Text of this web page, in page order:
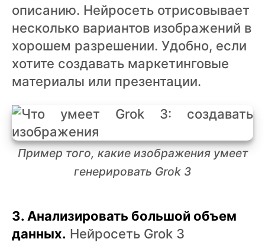
описанию. Нейросеть отрисовывает
несколько вариантов изображений в
хорошем разрешении. Удобно, если
хотите создавать маркетинговые
материалы или презентации.
Пример того, какие изображения умеет
генерировать Grok 3
3. Анализировать большой объем
данных. Нейросеть Grok 3